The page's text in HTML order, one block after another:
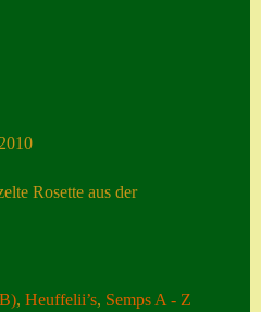
ngen
Datenschutzerklä
Rosette aus der
,Heuffelii’s, Semps A - Z